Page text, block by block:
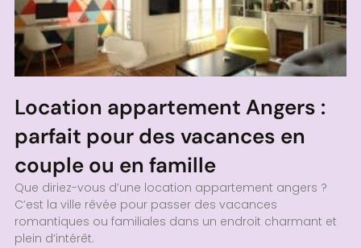
Location appartement Angers :
parfait pour des vacances en
couple ou en famille
Que diriez-vous d’une location appartement angers ?
C’est la ville rêvée pour passer des vacances
romantiques ou familiales dans un endroit charmant et
plein d’intérêt.